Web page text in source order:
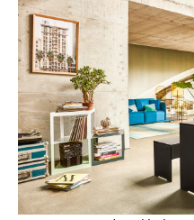
Bancs & Chaises
Poufs poires
Chaises de jardin
Chaises enfants
Chaises à bascule
Chaises de bureau